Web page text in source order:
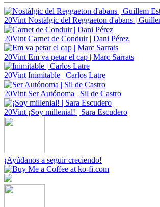
20Vint Nostàlgic del Reggaeton d'abans |
20Vint Carnet de Conduir | Dani Pérez
20Vint Em va petar el cap | Marc Sarrats
20Vint Inimitable | Carlos Latre
20Vint Ser Autónoma | Sil de Castro
20Vint ¡Soy millenial! | Sara Escudero
¡Ayúdanos a seguir creciendo!